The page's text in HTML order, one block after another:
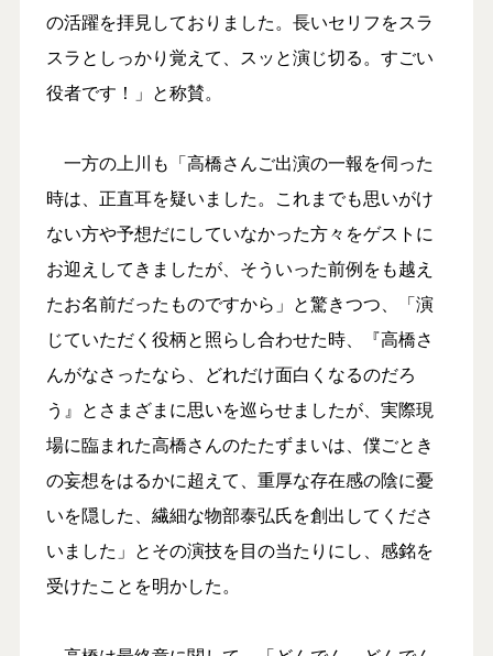
の活躍を拝見しておりました。長いセリフをスラ
スラとしっかり覚えて、スッと演じ切る。すごい
役者です！」と称賛。
一方の上川も「高橋さんご出演の一報を伺った
時は、正直耳を疑いました。これまでも思いがけ
ない方や予想だにしていなかった方々をゲストに
お迎えしてきましたが、そういった前例をも越え
たお名前だったものですから」と驚きつつ、「演
じていただく役柄と照らし合わせた時、『高橋さ
んがなさったなら、どれだけ面白くなるのだろ
う』とさまざまに思いを巡らせましたが、実際現
場に臨まれた高橋さんのたたずまいは、僕ごとき
の妄想をはるかに超えて、重厚な存在感の陰に憂
いを隠した、繊細な物部泰弘氏を創出してくださ
いました」とその演技を目の当たりにし、感銘を
受けたことを明かした。